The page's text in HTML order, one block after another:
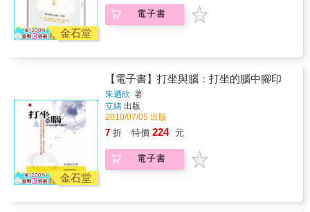
然，妙理更是直透心性，為當今五花八門的坊
間靜坐之書，另闢一處絕然不同的妙高境界，
此書教導的靜坐妙法，可以依次漸修，減少身
心毛病，降低現在或未來面臨身心疲衰枯竭的
苦痛。 & 故不論新手入門或欲進階深入者，靜
坐妙用盡在本書。對於像我這樣思慮繁雜的寫
作者，其妙用心法，是盡在不言中的，誠懇建
議以實修之路來體會箇中三昧。邊閱讀，邊練
習，且在日常生活中加以實踐，相信身心定能
有所收穫。對於智慧根器犀利者，更能藉此慧
命雙修，從而處大千世界卻恍如一嘆，任境界
萬千也能打成一片。
穩定、創造正面情緒、放鬆心情、強化道德推
理、提升自信心等有益的「副作用」。 改善面
力，調適回應壓力訊息的身心負擔。 身體各器
官的改善： 靜坐能促進心血管健康、並讓心臟
恢復合一性，也能刺激胃腸的蠕動和排便，並
刺激唾液和消化腺分泌酵素，以幫助消化。同
時徹底放鬆，身心步調合一之後，就能矯正姿
則這本寫照我的靜坐觀。靜坐等同開發一個大
腦神經新迴路，放鬆心智，讓身心重回和諧、
完整。深一層是對生命全新的領悟，完全沈浸
於慈悲、智慧、與喜悅之中。」-楊定一 「當你
文採QA方式，透過女兒楊元寧匯集了父親多年
來靜坐教學累積的問答，也納入了自己從10歲
找的，其實是人生的意義，我們為什麼來此？
的？最後我終於明白所有的答案都在我們內
心，只要探問自己的心靈，答案自然會湧現，
而且都是那些再明顯不過的事理。」& -楊定一
靜坐對健康的益處 刺激副交感神經系統、開發
大腦神經新迴路： 刺激副交感神經，放鬆心
坐時腦波由清醒和忙碌狀態的&beta;波轉為放
鬆和專注狀態的&alpha;波，有活化腦部尚未使
理、提升自信心等有益的「副作用」。 改善面
金石堂
電子書
金石堂
【電子書】打坐與腦：打坐的腦中腳印
朱迺欣 著
立緒 出版
2010/07/05 出版
7 折 特價 224 元
電子書